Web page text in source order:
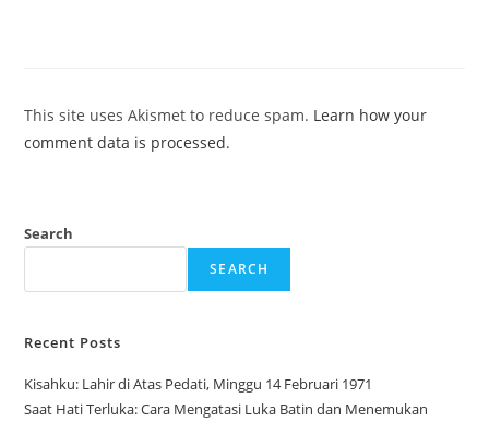
This site uses Akismet to reduce spam. Learn how your
comment data is processed.
Search
SEARCH
Recent Posts
Kisahku: Lahir di Atas Pedati, Minggu 14 Februari 1971
Saat Hati Terluka: Cara Mengatasi Luka Batin dan Menemukan